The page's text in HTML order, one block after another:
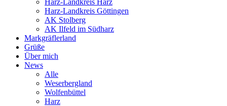
Harz-Landkreis Harz
Harz-Landkreis Göttingen
AK Stolberg
AK Ilfeld im Südharz
Markgräflerland
Grüße
Über mich
News
Alle
Weserbergland
Wolfenbüttel
Harz